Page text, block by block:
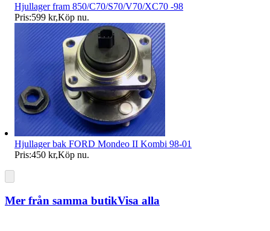
Hjullager fram 850/C70/S70/V70/XC70 -98
Pris:599 kr,Köp nu.
Hjullager bak FORD Mondeo II Kombi 98-01
Pris:450 kr,Köp nu.
Mer från samma butikVisa alla